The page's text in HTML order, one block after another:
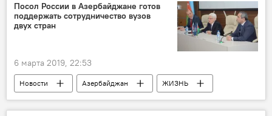
Посол России в Азербайджане готов
поддержать сотрудничество вузов
двух стран
6 марта 2019, 22:53
Новости Азербайджан
ЖИЗНЬ
Политика
Россия
Посол